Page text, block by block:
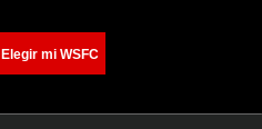
Elegir mi WSFC